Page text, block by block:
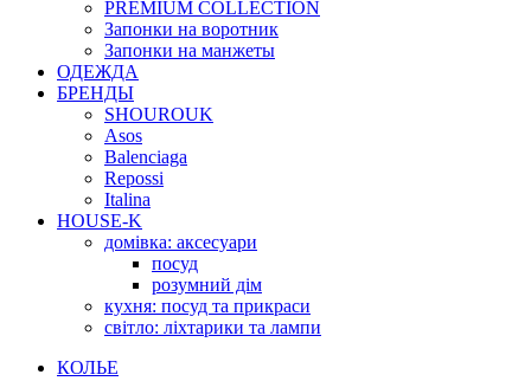
PREMIUM COLLECTION
Запонки на воротник
Запонки на манжеты
ОДЕЖДА
БРЕНДЫ
SHOUROUK
Asos
Balenciaga
Repossi
Italina
HOUSE-K
домівка: аксесуари
посуд
розумний дім
кухня: посуд та прикраси
світло: ліхтарики та лампи
КОЛЬЕ